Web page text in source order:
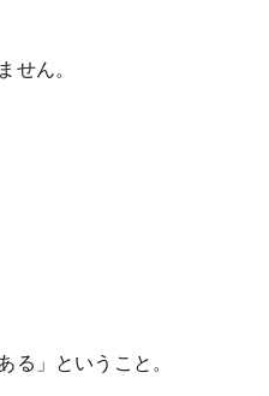
ん。
」ということ。